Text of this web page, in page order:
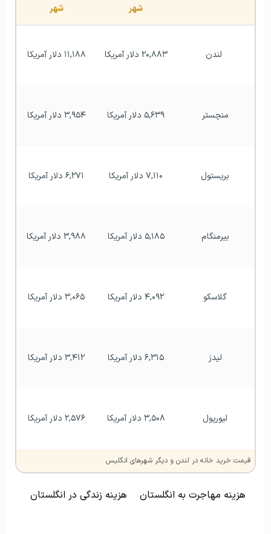
شهر شهر
۲۰,۸۸۳ دلار آمریکا ۱۱,۱۸۸ دلار آمریکا
منچستر ۵,۶۳۹ دلار آمریکا ۳,۹۵۴ دلار آمریکا
بریستول ۷,۱۱۰ دلار آمریکا ۶,۲۷۱ دلار آمریکا
بیرمنگام ۵,۱۸۵ دلار آمریکا ۳,۹۸۸ دلار آمریکا
گلاسکو ۴,۰۹۲ دلار آمریکا ۳,۰۶۵ دلار آمریکا
لیدز ۶,۳۱۵ دلار آمریکا ۳,۴۱۲ دلار آمریکا
لیورپول ۳,۵۰۸ دلار آمریکا ۲,۵۷۶ دلار آمریکا
قیمت خرید خانه در لندن و دیگر شهرهای انگلیس
هزینه مهاجرت به انگلستان هزینه زندگی در انگلستان